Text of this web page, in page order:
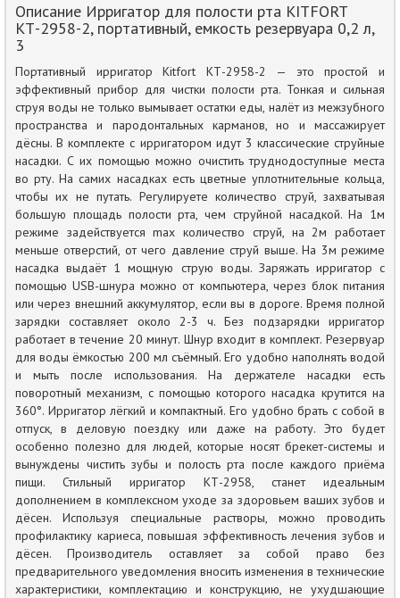
Описание Ирригатор для полости рта KITFORT
КТ-2958-2, портативный, емкость резервуара 0,2 л,
3
Портативный ирригатор Kitfort КТ-2958-2 — это простой и
эффективный прибор для чистки полости рта. Тонкая и сильная
струя воды не только вымывает остатки еды, налёт из межзубного
пространства и пародонтальных карманов, но и массажирует
дёсны. В комплекте с ирригатором идут 3 классические струйные
насадки. С их помощью можно очистить труднодоступные места
во рту. На самих насадках есть цветные уплотнительные кольца,
чтобы их не путать. Регулируете количество струй, захватывая
большую площадь полости рта, чем струйной насадкой. На 1м
режиме задействуется max количество струй, на 2м работает
меньше отверстий, от чего давление струй выше. На 3м режиме
насадка выдаёт 1 мощную струю воды. Заряжать ирригатор с
помощью USB-шнура можно от компьютера, через блок питания
или через внешний аккумулятор, если вы в дороге. Время полной
зарядки составляет около 2-3 ч. Без подзарядки ирригатор
работает в течение 20 минут. Шнур входит в комплект. Резервуар
для воды ёмкостью 200 мл съёмный. Его удобно наполнять водой
и мыть после использования. На держателе насадки есть
поворотный механизм, с помощью которого насадка крутится на
360°. Ирригатор лёгкий и компактный. Его удобно брать с собой в
отпуск, в деловую поездку или даже на работу. Это будет
особенно полезно для людей, которые носят брекет-системы и
вынуждены чистить зубы и полость рта после каждого приёма
пищи. Стильный ирригатор КТ-2958, станет идеальным
дополнением в комплексном уходе за здоровьем ваших зубов и
дёсен. Используя специальные растворы, можно проводить
профилактику кариеса, повышая эффективность лечения зубов и
дёсен. Производитель оставляет за собой право без
предварительного уведомления вносить изменения в технические
характеристики, комплектацию и конструкцию, не ухудшающие